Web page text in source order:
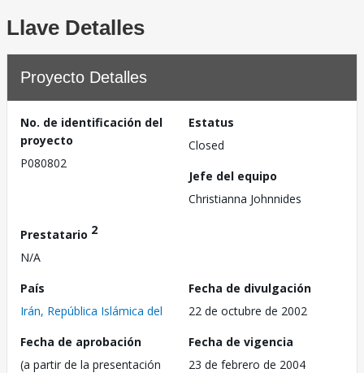
Llave Detalles
Proyecto Detalles
No. de identificación del
proyecto
P080802
Estatus
Closed
Jefe del equipo
Christianna Johnnides
Prestatario 2
N/A
País
Irán, República Islámica del
Fecha de divulgación
22 de octubre de 2002
Fecha de aprobación
(a partir de la presentación
Fecha de vigencia
23 de febrero de 2004